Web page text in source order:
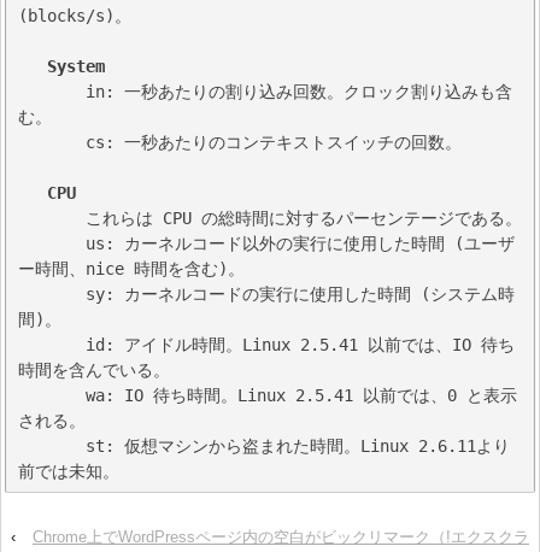
(blocks/s)。
System
む。
CPU
ー時間、nice 時間を含む)。
間)。
時間を含んでいる。
される。
前では未知。
‹
Chrome上でWordPressページ内の空白がビックリマーク（!エクスクラ